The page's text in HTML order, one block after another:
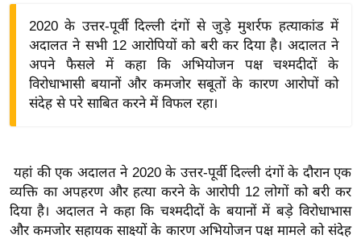
द्यो
वि
शे
ष
ज्ञ
2020 के उत्तर-पूर्वी दिल्ली दंगों से जुड़े मुशर्रफ हत्याकांड में
अदालत ने सभी 12 आरोपियों को बरी कर दिया है। अदालत ने
अपने फैसले में कहा कि अभियोजन पक्ष चश्मदीदों के
विरोधाभासी बयानों और कमजोर सबूतों के कारण आरोपों को
संदेह से परे साबित करने में विफल रहा।
यहां की एक अदालत ने 2020 के उत्तर-पूर्वी दिल्ली दंगों के दौरान एक
व्यक्ति का अपहरण और हत्या करने के आरोपी 12 लोगों को बरी कर
दिया है। अदालत ने कहा कि चश्मदीदों के बयानों में बड़े विरोधाभास
और कमजोर सहायक साक्ष्यों के कारण अभियोजन पक्ष मामले को संदेह